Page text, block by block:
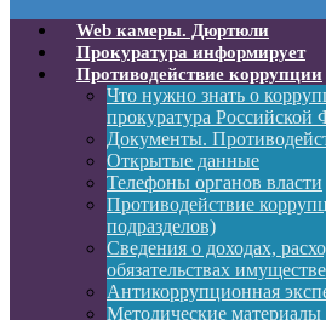
Web камеры. Дюртюли
Прокуратура информирует
Противодействие коррупции
Что нужно знать о
прокуратура Российской
Документы.
Открытые данные
Телефоны органов власти
Противодействие
подразделов)
Сведения о доходах,
обязательствах
Антикоррупционная
Методические материалы